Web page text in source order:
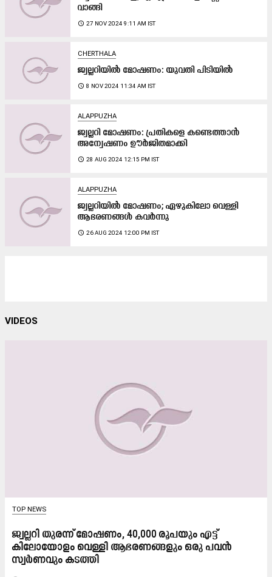
വാ​ങ്ങി
access_time 27 NOV 2024 9:11 AM IST
CHERTHALA
ജ്വല്ലറിയിൽ മോഷണം: യുവതി പിടിയിൽ
access_time 8 NOV 2024 11:34 AM IST
ALAPPUZHA
ജ്വല്ലറി മോഷണം: പ്രതികളെ കണ്ടെത്താൻ
അന്വേഷണം ഊർജിതമാക്കി
access_time 28 AUG 2024 12:15 PM IST
ALAPPUZHA
ജ്വല്ലറിയിൽ മോഷണം; ഏഴുകിലോ വെള്ളി
ആഭരണങ്ങൾ കവർന്നു
access_time 26 AUG 2024 12:00 PM IST
VIDEOS
TOP NEWS
ജ്വല്ലറി തുരന്ന് മോഷണം, 40,000 രൂപയും എട്ട്
കിലോയോളം വെള്ളി ആഭരണങ്ങളും ഒരു പവൻ
സ്വർണവും കടത്തി